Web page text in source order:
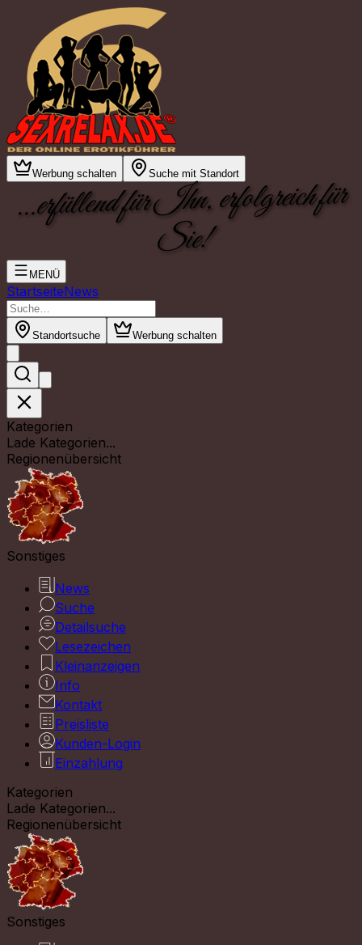
Werbung schalten Suche mit Standort
...erfüllend für Ihn, erfolgreich für
Sie!
MENÜ
StartseiteNews
Standortsuche Werbung schalten
Kategorien
Lade Kategorien...
Regionenübersicht
Sonstiges
News
Suche
Detailsuche
Lesezeichen
Kleinanzeigen
Info
Kontakt
Preisliste
Kunden-Login
Einzahlung
Kategorien
Lade Kategorien...
Regionenübersicht
Sonstiges